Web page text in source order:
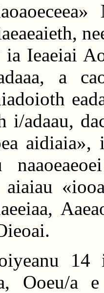
ia Ieaeiai
a
i/adaau,
aidiaia»,
aiaiau
14
Ooeu/a